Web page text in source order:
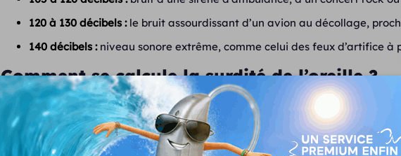
120 à 130 décibels :le bruit assourdissant d’un avion au décollage,
140 décibels :niveau sonore extrême, comme celui des feux d’artifice à
Comment se calcule la surdité de l’oreille ?
surdité, ou la perte auditive, est évaluée selon le meilleur niveau
mesurée en décibels deperte auditive(dB HL) pour déterminer la sévérité
générales desdegrés de perte auditive: